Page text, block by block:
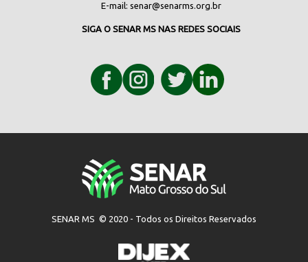
E-mail: senar@senarms.org.br
SIGA O SENAR MS NAS REDES SOCIAIS
SENAR MS © 2020 - Todos os Direitos Reservados